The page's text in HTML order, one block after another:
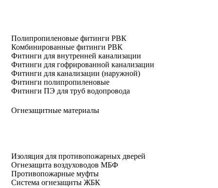
Полипропиленовые фитинги РВК
Комбинированные фитинги РВК
Фитинги для внутренней канализации
Фитинги для гофрированной канализации
Фитинги для канализации (наружной)
Фитинги полипропиленовые
Фитинги ПЭ для труб водопровода
Огнезащитные материалы
Изоляция для противопожарных дверей
Огнезащита воздуховодов МБФ
Противопожарные муфты
Система огнезащиты ЖБК